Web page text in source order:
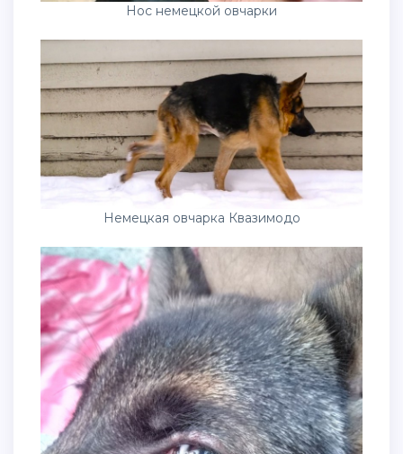
Нос немецкой овчарки
Немецкая овчарка Квазимодо